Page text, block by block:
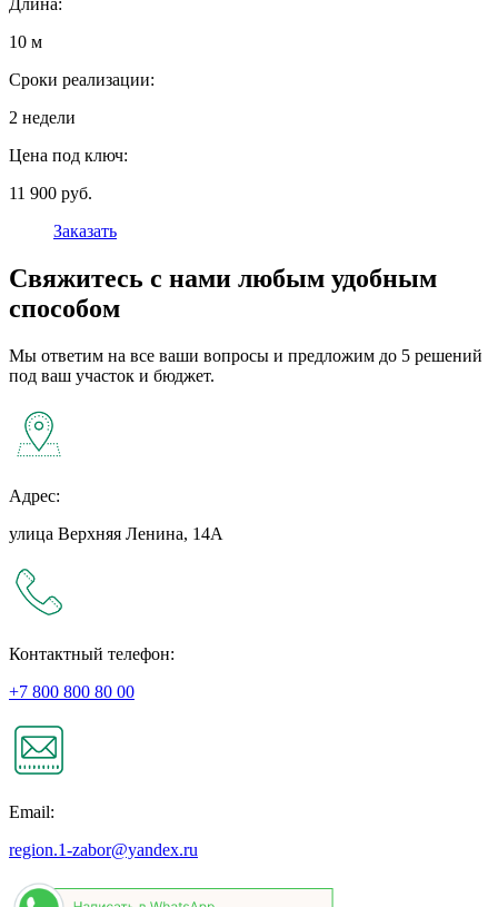
Длина:
10 м
Сроки реализации:
2 недели
Цена под ключ:
11 900 руб.
Заказать
Свяжитесь с нами любым удобным
способом
Мы ответим на все ваши вопросы и предложим до 5 решений
под ваш участок и бюджет.
Адрес:
улица Верхняя Ленина, 14А
Контактный телефон:
+7 800 800 80 00
Email:
region.1-zabor@yandex.ru